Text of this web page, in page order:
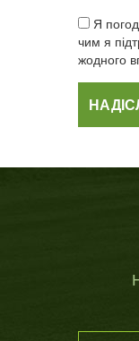
Я
чим я
жодного